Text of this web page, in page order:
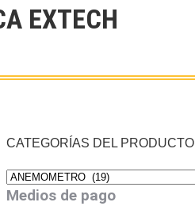
EXTECH
CATEGORÍAS DEL PRODUCTO
Medios de pago